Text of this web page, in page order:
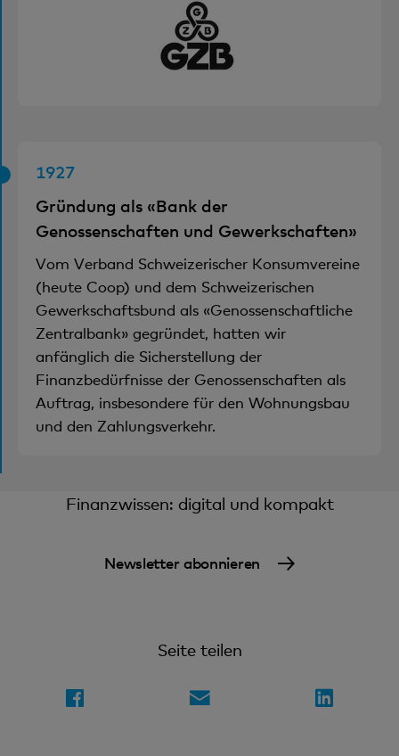
1927
Gründung als «Bank der
Genossenschaften und Gewerkschaften»
Vom Verband Schweizerischer Konsumvereine
(heute Coop) und dem Schweizerischen
Gewerkschaftsbund als «Genossenschaftliche
Zentralbank» gegründet, hatten wir
anfänglich die Sicherstellung der
Finanzbedürfnisse der Genossenschaften als
Auftrag, insbesondere für den Wohnungsbau
und den Zahlungsverkehr.
Finanzwissen: digital und kompakt
Newsletter abonnieren
Seite teilen